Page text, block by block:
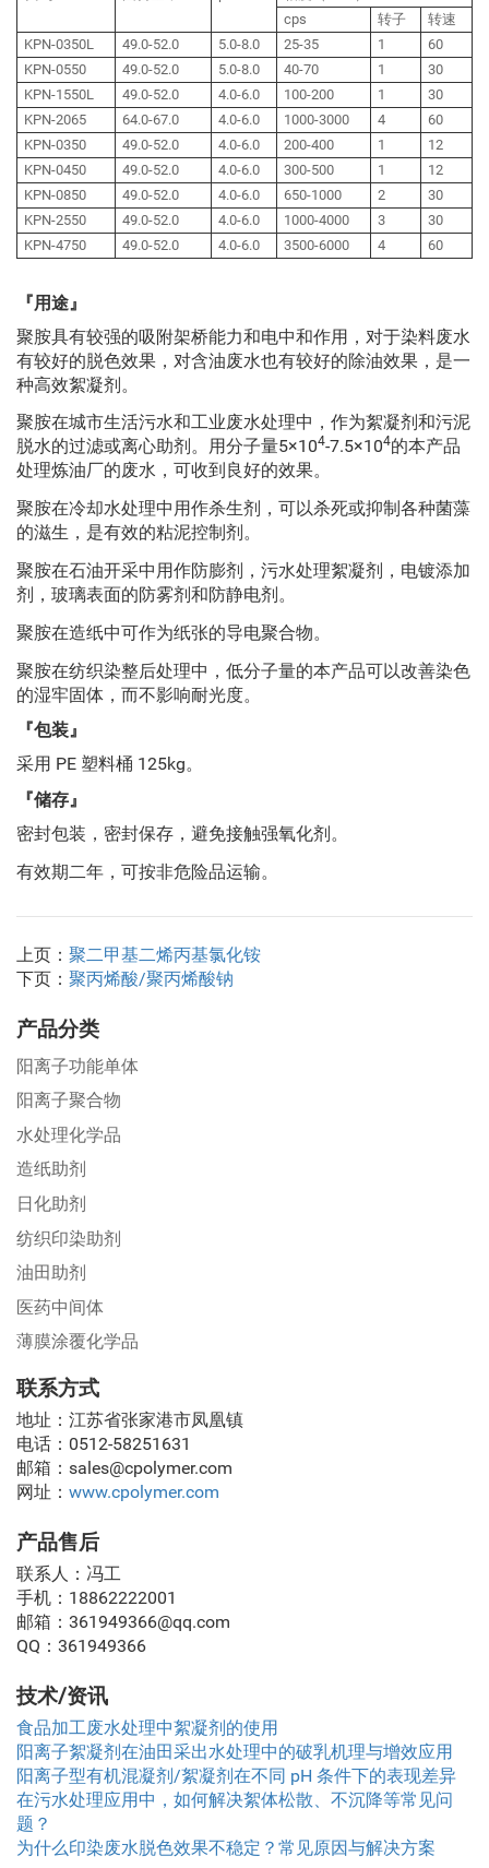
cps
转子
转速
KPN-0350L
49.0-52.0 5.0-8.0 25-35 1
60
KPN-0550
49.0-52.0 5.0-8.0 40-70 1
30
KPN-1550L
49.0-52.0 4.0-6.0 100-200 1
30
KPN-2065
64.0-67.0 4.0-6.0 1000-3000 4
60
KPN-0350
49.0-52.0 4.0-6.0 200-400 1
12
KPN-0450
49.0-52.0 4.0-6.0 300-500 1
12
KPN-0850
49.0-52.0 4.0-6.0 650-1000 2
30
KPN-2550
49.0-52.0 4.0-6.0 1000-4000 3
30
KPN-4750
49.0-52.0 4.0-6.0 3500-6000 4 60
『用途』
聚胺具有较强的吸附架桥能力和电中和作用，对于染料废水
有较好的脱色效果，对含油废水也有较好的除油效果，是一
种高效絮凝剂。
聚胺在城市生活污水和工业废水处理中，作为絮凝剂和污泥
脱水的过滤或离心助剂。用分子量5×104-7.5×104的本产品
处理炼油厂的废水，可收到良好的效果。
聚胺在冷却水处理中用作杀生剂，可以杀死或抑制各种菌藻
的滋生，是有效的粘泥控制剂。
聚胺在石油开采中用作防膨剂，污水处理絮凝剂，电镀添加
剂，玻璃表面的防雾剂和防静电剂。
聚胺在造纸中可作为纸张的导电聚合物。
聚胺在纺织染整后处理中，低分子量的本产品可以改善染色
的湿牢固体，而不影响耐光度。
『包装』
采用 PE 塑料桶 125kg。
『储存』
密封包装，密封保存，避免接触强氧化剂。
有效期二年，可按非危险品运输。
上页： 聚二甲基二烯丙基氯化铵
下页： 聚丙烯酸/聚丙烯酸钠
产品分类
阳离子功能单体
阳离子聚合物
水处理化学品
造纸助剂
日化助剂
纺织印染助剂
油田助剂
医药中间体
薄膜涂覆化学品
联系方式
地址：江苏省张家港市凤凰镇
电话：0512-58251631
邮箱：sales@cpolymer.com
网址： www.cpolymer.com
产品售后
联系人：冯工
手机：18862222001
邮箱：361949366@qq.com
QQ：361949366
技术/资讯
食品加工废水处理中絮凝剂的使用
阳离子絮凝剂在油田采出水处理中的破乳机理与增效应用
阳离子型有机混凝剂/絮凝剂在不同 pH 条件下的表现差异
在污水处理应用中，如何解决絮体松散、不沉降等常见问
题？
为什么印染废水脱色效果不稳定？常见原因与解决方案